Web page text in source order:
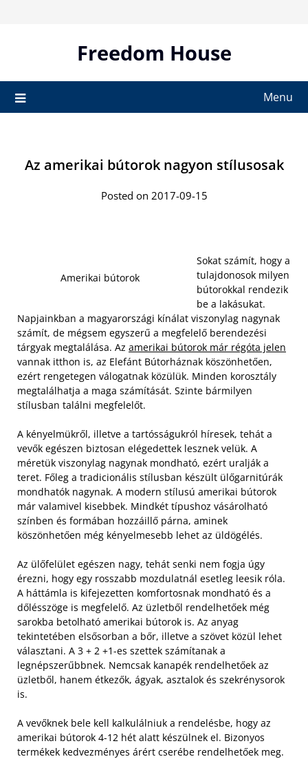
Freedom House
Menu
Az amerikai bútorok nagyon stílusosak
Posted on 2017-09-15
Amerikai bútorok
Sokat számít, hogy a
tulajdonosok milyen
bútorokkal rendezik
be a lakásukat.
Napjainkban a magyarországi kínálat viszonylag nagynak
számít, de mégsem egyszerű a megfelelő berendezési
tárgyak megtalálása. Az amerikai bútorok már régóta jelen
vannak itthon is, az Elefánt Bútorháznak köszönhetően,
ezért rengetegen válogatnak közülük. Minden korosztály
megtalálhatja a maga számítását. Szinte bármilyen
stílusban találni megfelelőt.
A kényelmükről, illetve a tartósságukról híresek, tehát a
vevők egészen biztosan elégedettek lesznek velük. A
méretük viszonylag nagynak mondható, ezért uralják a
teret. Főleg a tradicionális stílusban készült ülőgarnitúrák
mondhatók nagynak. A modern stílusú amerikai bútorok
már valamivel kisebbek. Mindkét típushoz vásárolható
színben és formában hozzáillő párna, aminek
köszönhetően még kényelmesebb lehet az üldögélés.
Az ülőfelület egészen nagy, tehát senki nem fogja úgy
érezni, hogy egy rosszabb mozdulatnál esetleg leesik róla.
A háttámla is kifejezetten komfortosnak mondható és a
dőlésszöge is megfelelő. Az üzletből rendelhetőek még
sarokba betolható amerikai bútorok is. Az anyag
tekintetében elsősorban a bőr, illetve a szövet közül lehet
választani. A 3 + 2 +1-es szettek számítanak a
legnépszerűbbnek. Nemcsak kanapék rendelhetőek az
üzletből, hanem étkezők, ágyak, asztalok és szekrénysorok
is.
A vevőknek bele kell kalkulálniuk a rendelésbe, hogy az
amerikai bútorok 4-12 hét alatt készülnek el. Bizonyos
termékek kedvezményes árért cserébe rendelhetőek meg.